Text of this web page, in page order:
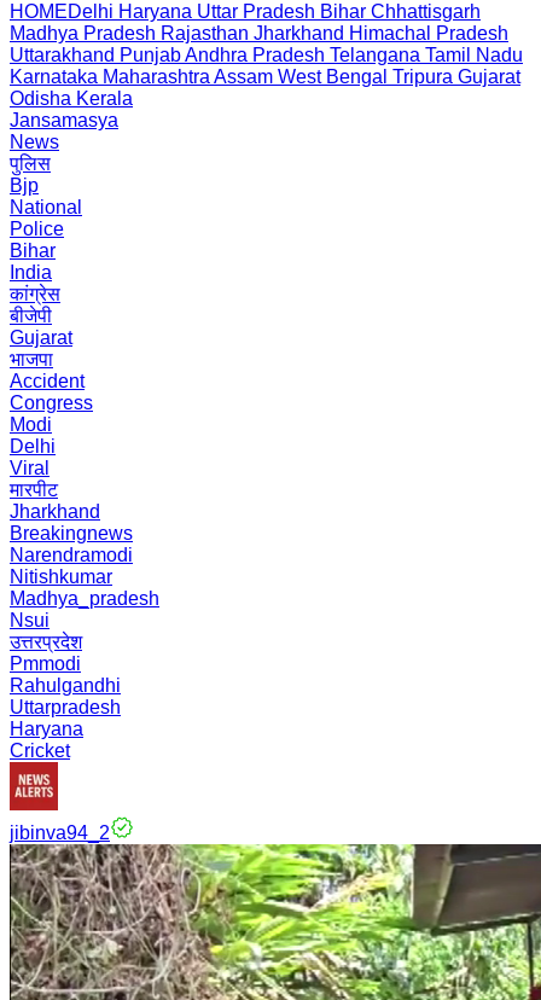
HOMEDelhi Haryana Uttar Pradesh Bihar Chhattisgarh
Madhya Pradesh Rajasthan Jharkhand Himachal Pradesh
Uttarakhand PunjabAndhra Pradesh Telangana Tamil Nadu
Karnataka Maharashtra Assam West Bengal Tripura Gujarat
Odisha Kerala
Jansamasya
News
पुलिस
Bjp
National
Police
Bihar
India
कांग्रेस
बीजेपी
Gujarat
भाजपा
Accident
Congress
Modi
Delhi
Viral
मारपीट
Jharkhand
Breakingnews
Narendramodi
Nitishkumar
Madhya_pradesh
Nsui
उत्तरप्रदेश
Pmmodi
Rahulgandhi
Uttarpradesh
Haryana
Cricket
jibinva94_2